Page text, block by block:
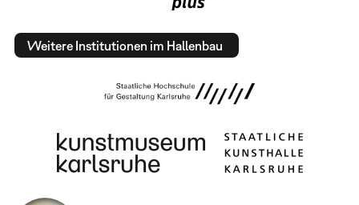
Weitere Institutionen im Hallenbau